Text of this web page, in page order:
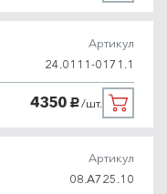
Артикул
24.0111-0171.1
4350 руб./шт.
Артикул
08.A725.10